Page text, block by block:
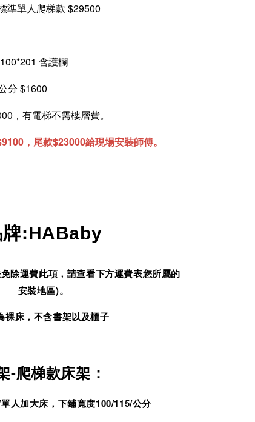
準單人爬梯款 $29500
含護欄
分 $1600
，有電梯不需樓層費。
，尾款$23000給現場安裝師傅。
:HABaby
除運費此項，請查看下方運費表您所屬的
安裝地區)。
裸床，不含書架以及櫃子
-爬梯款床架：
人加大床，下鋪寬度100/115/公分